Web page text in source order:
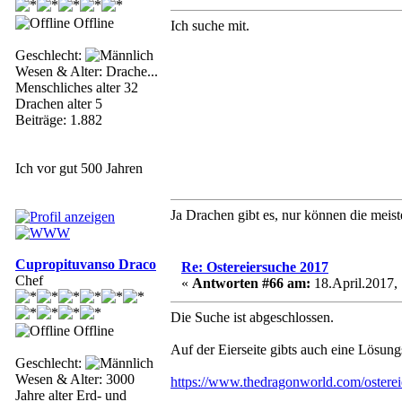
Offline
Geschlecht:
Wesen & Alter: Drache...
Menschliches alter 32
Drachen alter 5
Beiträge: 1.882
Ich vor gut 500 Jahren
Ich suche mit.
Ja Drachen gibt es, nur können die
Cupropituvanso Draco
Chef
Offline
Geschlecht:
Wesen & Alter: 3000
Jahre alter Erd- und
Re: Ostereiersuche 2017
« Antworten #66 am: 18.April.2017,
Die Suche ist abgeschlossen.
Auf der Eierseite gibts auch eine
https://www.thedragonworld.com/